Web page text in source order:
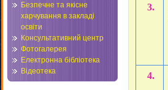
Безпечне та якісне
харчування в закладі
освіти
Консультативний центр
Фотогалерея
Електронна бібліотека
Відеотека
3.
4.